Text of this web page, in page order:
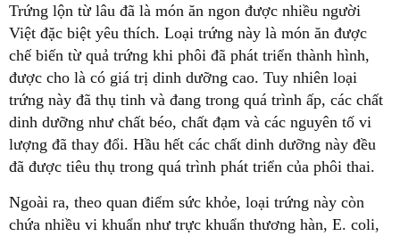
Trứng lộn từ lâu đã là món ăn ngon được nhiều người
Việt đặc biệt yêu thích. Loại trứng này là món ăn được
chế biến từ quả trứng khi phôi đã phát triển thành hình,
được cho là có giá trị dinh dưỡng cao. Tuy nhiên loại
trứng này đã thụ tinh và đang trong quá trình ấp, các chất
dinh dưỡng như chất béo, chất đạm và các nguyên tố vi
lượng đã thay đổi. Hầu hết các chất dinh dưỡng này đều
đã được tiêu thụ trong quá trình phát triển của phôi thai.
Ngoài ra, theo quan điểm sức khỏe, loại trứng này còn
chứa nhiều vi khuẩn như trực khuẩn thương hàn, E. coli,